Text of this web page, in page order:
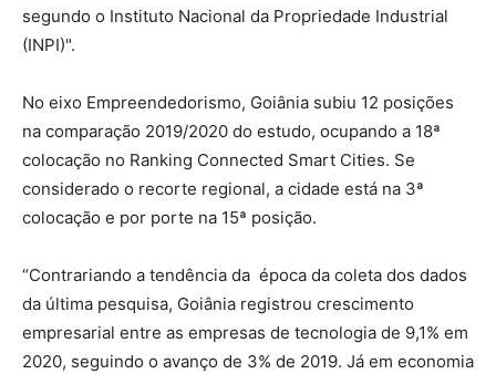
segundo o Instituto Nacional da Propriedade Industrial
(INPI)".
No eixo Empreendedorismo, Goiânia subiu 12 posições
na comparação 2019/2020 do estudo, ocupando a 18ª
colocação no Ranking Connected Smart Cities. Se
considerado o recorte regional, a cidade está na 3ª
colocação e por porte na 15ª posição.
“Contrariando a tendência da época da coleta dos dados
da última pesquisa, Goiânia registrou crescimento
empresarial entre as empresas de tecnologia de 9,1% em
2020, seguindo o avanço de 3% de 2019. Já em economia